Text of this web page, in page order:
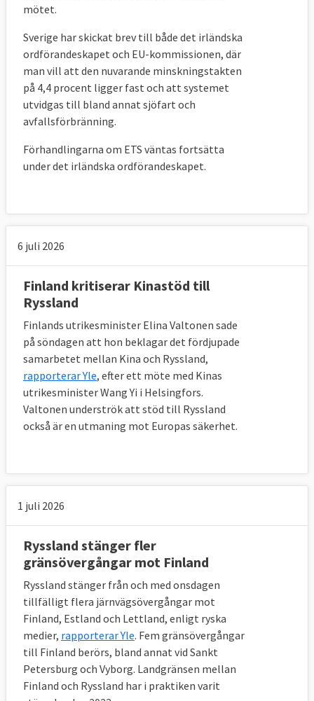
mötet.
Sverige har skickat brev till både det irländska
ordförandeskapet och EU-kommissionen, där
man vill att den nuvarande minskningstakten
på 4,4 procent ligger fast och att systemet
utvidgas till bland annat sjöfart och
avfallsförbränning.
Förhandlingarna om ETS väntas fortsätta
under det irländska ordförandeskapet.
6 juli 2026
Finland kritiserar Kinastöd till
Ryssland
Finlands utrikesminister Elina Valtonen sade
på söndagen att hon beklagar det fördjupade
samarbetet mellan Kina och Ryssland,
rapporterar Yle, efter ett möte med Kinas
utrikesminister Wang Yi i Helsingfors.
Valtonen underströk att stöd till Ryssland
också är en utmaning mot Europas säkerhet.
1 juli 2026
Ryssland stänger fler
gränsövergångar mot Finland
Ryssland stänger från och med onsdagen
tillfälligt flera järnvägsövergångar mot
Finland, Estland och Lettland, enligt ryska
medier, rapporterar Yle. Fem gränsövergångar
till Finland berörs, bland annat vid Sankt
Petersburg och Vyborg. Landgränsen mellan
Finland och Ryssland har i praktiken varit